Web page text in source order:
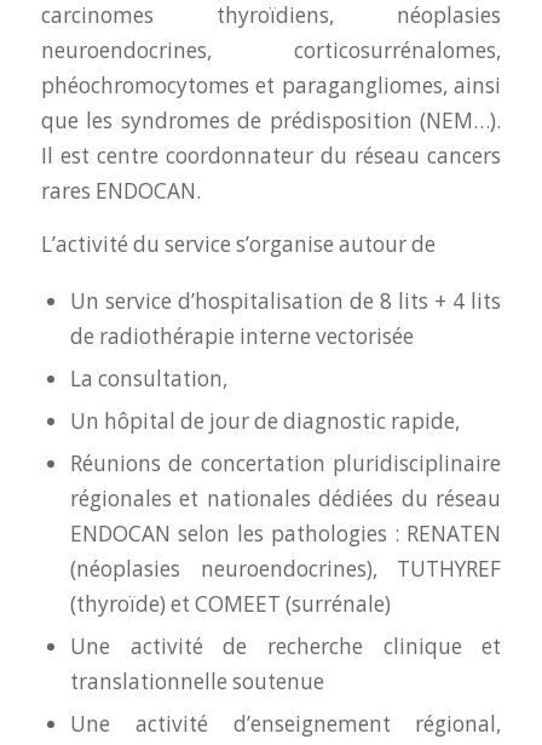
carcinomes thyroïdiens, néoplasies
neuroendocrines, corticosurrénalomes,
phéochromocytomes et paragangliomes, ainsi
que les syndromes de prédisposition (NEM…).
Il est centre coordonnateur du réseau cancers
rares ENDOCAN.
L’activité du service s’organise autour de
Un service d’hospitalisation de 8 lits + 4 lits
de radiothérapie interne vectorisée
La consultation,
Un hôpital de jour de diagnostic rapide,
Réunions de concertation pluridisciplinaire
régionales et nationales dédiées du réseau
ENDOCAN selon les pathologies : RENATEN
(néoplasies neuroendocrines), TUTHYREF
(thyroïde) et COMEET (surrénale)
Une activité de recherche clinique et
translationnelle soutenue
Une activité d’enseignement régional,